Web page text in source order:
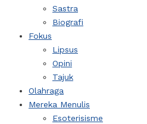
Sastra
Biografi
Fokus
Lipsus
Opini
Tajuk
Olahraga
Mereka Menulis
Esoterisisme